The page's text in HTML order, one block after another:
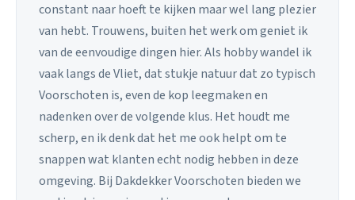
constant naar hoeft te kijken maar wel lang plezier
van hebt. Trouwens, buiten het werk om geniet ik
van de eenvoudige dingen hier. Als hobby wandel ik
vaak langs de Vliet, dat stukje natuur dat zo typisch
Voorschoten is, even de kop leegmaken en
nadenken over de volgende klus. Het houdt me
scherp, en ik denk dat het me ook helpt om te
snappen wat klanten echt nodig hebben in deze
omgeving. Bij Dakdekker Voorschoten bieden we